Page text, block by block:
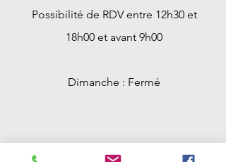
Possibilité de RDV entre 12h30 et
18h00 et avant 9h00
Dimanche : Fermé